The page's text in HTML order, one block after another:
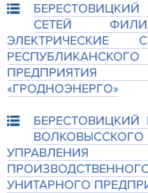
СЕТЕЙ
ЭЛЕКТРИЧЕСКИЕ
ПРЕДПРИЯТИЯ
«ГРОДНОЭНЕРГО»
УПРАВЛЕНИЯ
УНИТАРНОГО